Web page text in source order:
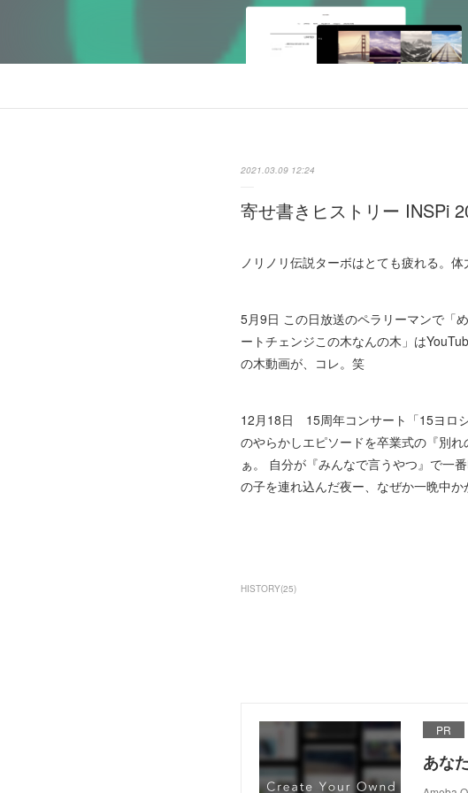
2021.03.09 12:24
寄せ書きヒストリー INSPi
ノリノリ伝説ターボはとても疲れる。体
5月9日 この日放送のペラリーマンで「
ートチェンジこの木なんの木」は
の木動画が、コレ。笑
12月18日 15周年コンサート「15ヨロ
のやらかしエピソードを卒業式の『別
ぁ。 自分が『みんなで言うやつ』で一
の子を連れ込んだ夜ー、なぜか一晩中
HISTORY(25)
PR
あな